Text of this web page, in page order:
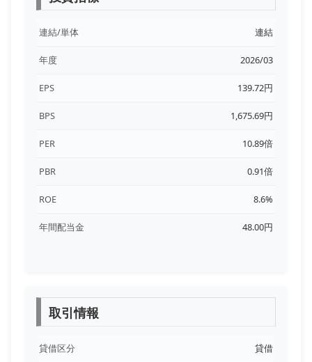
連結/単体 連結
年度 2026/03
EPS 139.72円
BPS 1,675.69円
PER 10.89倍
PBR 0.91倍
ROE 8.6%
年間配当金 48.00円
取引情報
貸借区分 貸借